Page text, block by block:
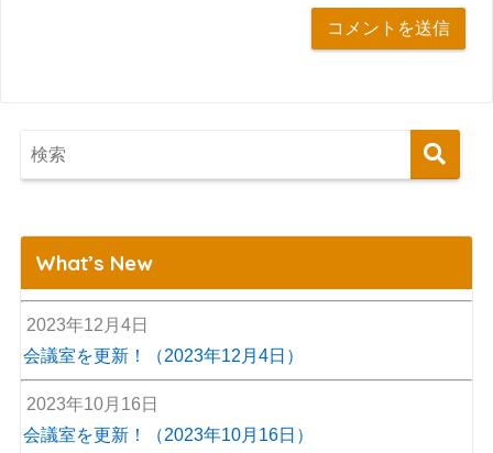
What’s New
2023年12月4日
会議室を更新！（2023年12月4日）
2023年10月16日
会議室を更新！（2023年10月16日）